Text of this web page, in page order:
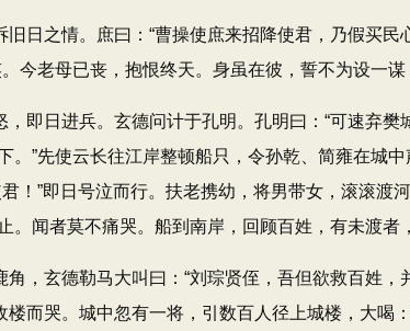
之情。庶曰：“曹操使庶来招降使君，乃假买民
今老母已丧，抱恨终天。身虽在彼，誓不为设一
日进兵。玄德问计于孔明。孔明曰：“可速弃樊
。”先使云长往江岸整顿船只，令孙乾、简雍在城
！”即日号泣而行。扶老携幼，将男带女，滚滚渡
。闻者莫不痛哭。船到南岸，回顾百姓，有未渡者
玄德勒马大叫曰：“刘琮贤侄，吾但欲救百姓，
而哭。城中忽有一将，引数百人径上城楼，大喝